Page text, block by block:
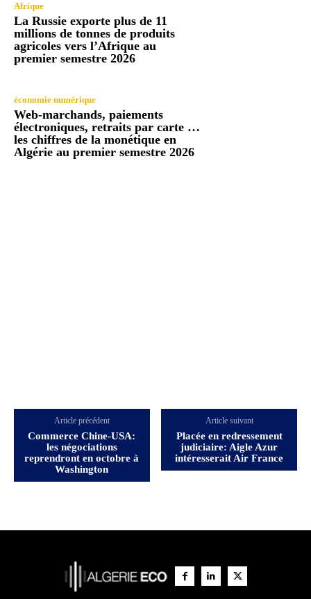
Afrique
La Russie exporte plus de 11
millions de tonnes de produits
agricoles vers l’Afrique au
premier semestre 2026
économie numérique
Web-marchands, paiements
électroniques, retraits par carte …
les chiffres de la monétique en
Algérie au premier semestre 2026
Article précédent
Commerce Chine-USA:
les négociations
reprendront en octobre à
Washington
Article suivant
Placée en redressement
judiciaire: Aigle Azur
intéresserait Air France